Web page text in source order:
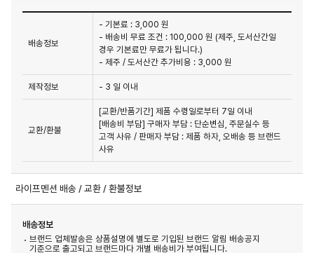
배송정보
- 기본료 : 3,000 원
- 배송비 무료 조건 : 100,000 원 (제주, 도서산간일
경우 기본료만 무료가 됩니다.)
- 제주 / 도서산간 추가비용 : 3,000 원
제작정보 - 3 일 이내
교환/환불
[교환/반품기간] 제품 수령일로부터 7일 이내
[배송비 부담] 구매자 부담 : 단순변심, 주문실수 등
고객 사유 / 판매자 부담 : 제품 하자, 오배송 등 브랜드
사유
라이프멘션 배송 / 교환 / 환불정보
배송정보
브랜드 업체발송은 상품설명에 별도로 기입된 브랜드 알림 배송공지
기준으로 출고되고 브랜드마다 개별 배송비가 부여됩니다.